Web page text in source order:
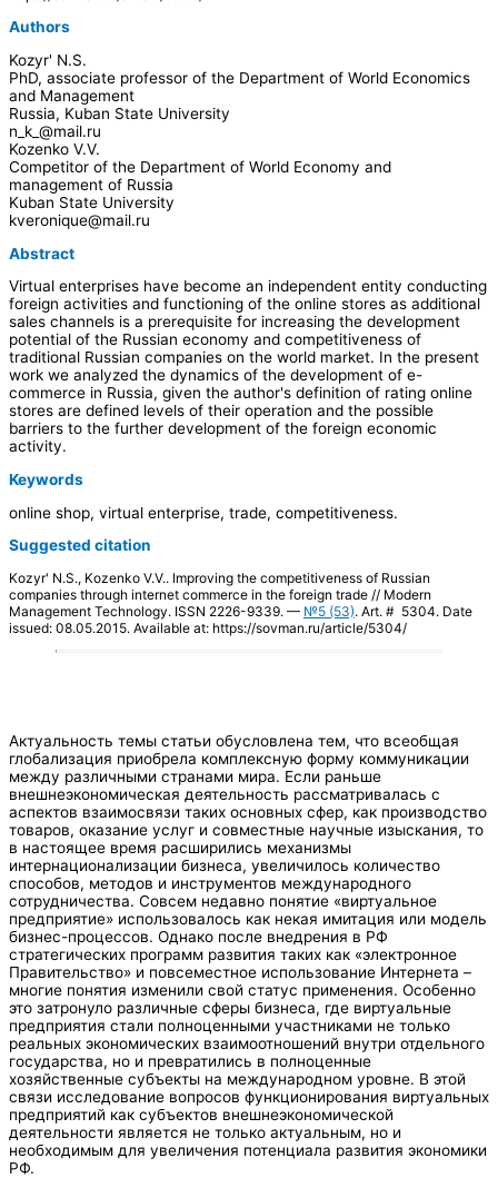
Authors
Kozyr' N.S.
PhD, associate professor of the Department of World Economics
and Management
Russia, Kuban State University
n_k_@mail.ru
Kozenko V.V.
Competitor of the Department of World Economy and
management of Russia
Kuban State University
kveronique@mail.ru
Abstract
Virtual enterprises have become an independent entity conducting
foreign activities and functioning of the online stores as additional
sales channels is a prerequisite for increasing the development
potential of the Russian economy and competitiveness of
traditional Russian companies on the world market. In the present
work we analyzed the dynamics of the development of e-
commerce in Russia, given the author's definition of rating online
stores are defined levels of their operation and the possible
barriers to the further development of the foreign economic
activity.
Keywords
online shop, virtual enterprise, trade, competitiveness.
Suggested citation
Kozyr' N.S., Kozenko V.V.. Improving the competitiveness of Russian
companies through internet commerce in the foreign trade // Modern
Management Technology. ISSN 2226-9339. — №5 (53). Art. # 5304. Date
issued: 08.05.2015. Available at: https://sovman.ru/article/5304/
Актуальность темы статьи обусловлена тем, что всеобщая
глобализация приобрела комплексную форму коммуникации
между различными странами мира. Если раньше
внешнеэкономическая деятельность рассматривалась с
аспектов взаимосвязи таких основных сфер, как производство
товаров, оказание услуг и совместные научные изыскания, то
в настоящее время расширились механизмы
интернационализации бизнеса, увеличилось количество
способов, методов и инструментов международного
сотрудничества. Совсем недавно понятие «виртуальное
предприятие» использовалось как некая имитация или модель
бизнес-процессов. Однако после внедрения в РФ
стратегических программ развития таких как «электронное
Правительство» и повсеместное использование Интернета –
многие понятия изменили свой статус применения. Особенно
это затронуло различные сферы бизнеса, где виртуальные
предприятия стали полноценными участниками не только
реальных экономических взаимоотношений внутри отдельного
государства, но и превратились в полноценные
хозяйственные субъекты на международном уровне. В этой
связи исследование вопросов функционирования виртуальных
предприятий как субъектов внешнеэкономической
деятельности является не только актуальным, но и
необходимым для увеличения потенциала развития экономики
РФ.